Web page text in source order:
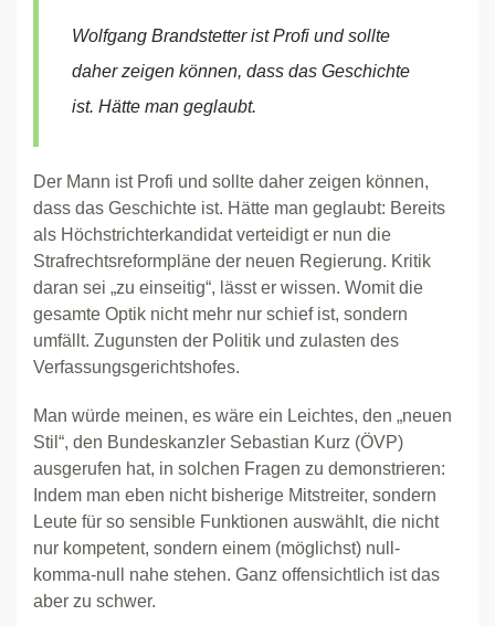
Wolfgang Brandstetter ist Profi und sollte
daher zeigen können, dass das Geschichte
ist. Hätte man geglaubt.
Der Mann ist Profi und sollte daher zeigen können,
dass das Geschichte ist. Hätte man geglaubt: Bereits
als Höchstrichterkandidat verteidigt er nun die
Strafrechtsreformpläne der neuen Regierung. Kritik
daran sei „zu einseitig“, lässt er wissen. Womit die
gesamte Optik nicht mehr nur schief ist, sondern
umfällt. Zugunsten der Politik und zulasten des
Verfassungsgerichtshofes.
Man würde meinen, es wäre ein Leichtes, den „neuen
Stil“, den Bundeskanzler Sebastian Kurz (ÖVP)
ausgerufen hat, in solchen Fragen zu demonstrieren:
Indem man eben nicht bisherige Mitstreiter, sondern
Leute für so sensible Funktionen auswählt, die nicht
nur kompetent, sondern einem (möglichst) null-
komma-null nahe stehen. Ganz offensichtlich ist das
aber zu schwer.